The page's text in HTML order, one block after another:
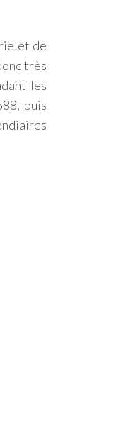
et de
très
les
puis